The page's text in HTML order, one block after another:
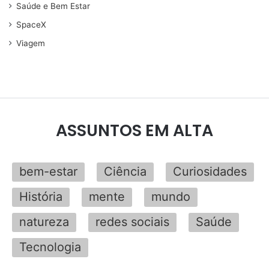
Saúde e Bem Estar
SpaceX
Viagem
ASSUNTOS EM ALTA
bem-estar Ciência
Curiosidades
História
mente
mundo
natureza
redes sociais
Saúde
Tecnologia